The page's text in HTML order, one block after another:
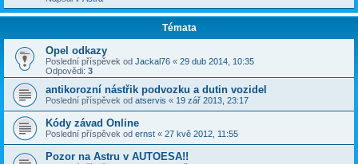
Témata
Opel odkazy
Poslední příspěvek od Jackal76 « 29 dub 2014, 10:35
Odpovědi: 3
antikorozní nástřik podvozku a dutin vozidel
Poslední příspěvek od atservis « 19 zář 2013, 23:17
Kódy závad Online
Poslední příspěvek od ernst « 27 kvě 2012, 11:55
Pozor na Astru v AUTOESA!!